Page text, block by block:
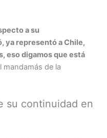
a su
ya representó a Chile,
eso digamos que está
mandamás de la
su continuidad en